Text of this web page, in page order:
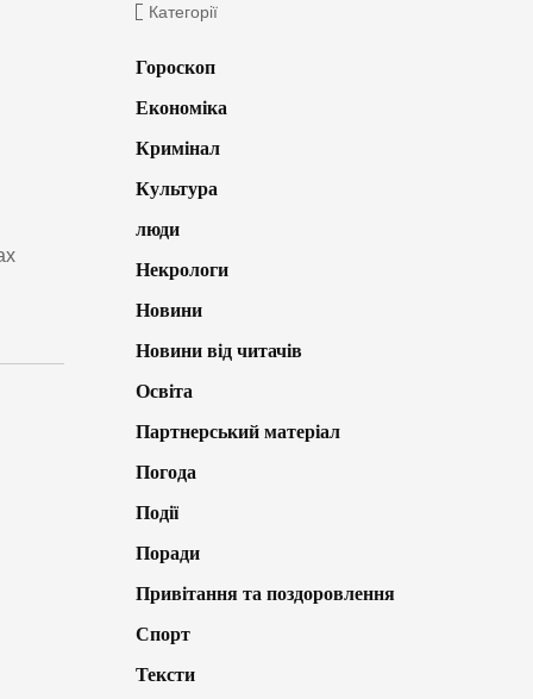
Категорії
Гороскоп
Економіка
Кримінал
Культура
люди
Некрологи
Новини
Новини від читачів
Освіта
Партнерський матеріал
Погода
Події
Поради
Привітання та поздоровлення
Спорт
Тексти